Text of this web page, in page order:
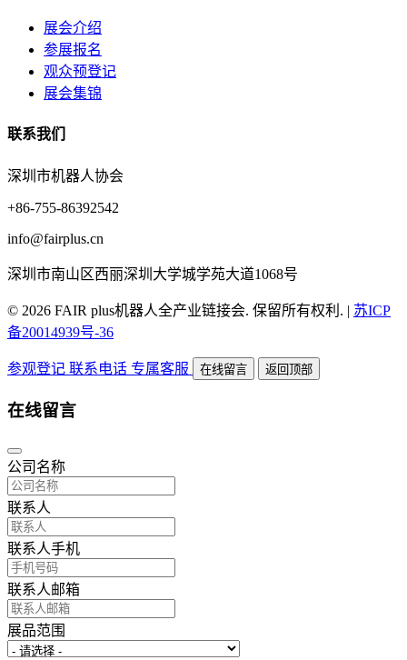
展会介绍
参展报名
观众预登记
展会集锦
联系我们
深圳市机器人协会
+86-755-86392542
info@fairplus.cn
深圳市南山区西丽深圳大学城学苑大道1068号
© 2026 FAIR plus机器人全产业链接会. 保留所有权利. | 苏ICP
备20014939号-36
参观登记 联系电话 专属客服 在线留言 返回顶部
在线留言
公司名称
联系人
联系人手机
联系人邮箱
展品范围